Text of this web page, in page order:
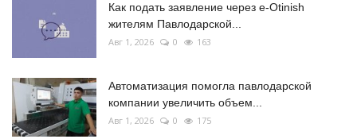
Как подать заявление через e-Otinish
жителям Павлодарской...
Авг 1, 2026 0 163
Автоматизация помогла павлодарской
компании увеличить объем...
Авг 1, 2026 0 175